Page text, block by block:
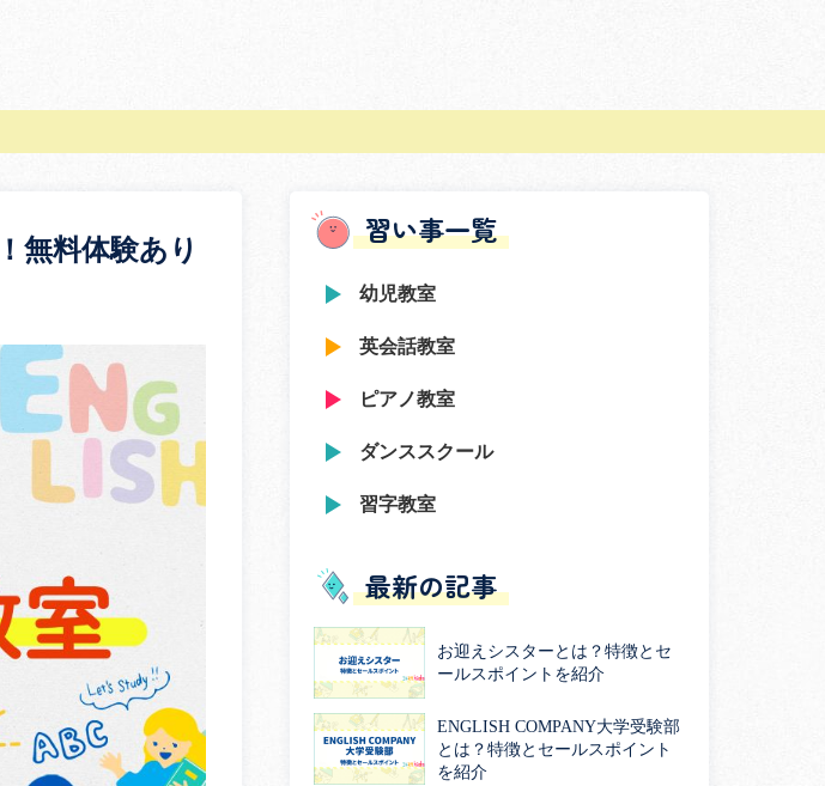
無料体験あり
習い事一覧
幼児教室
英会話教室
ピアノ教室
ダンススクール
習字教室
最新の記事
お迎えシスターとは？特徴とセ
ールスポイントを紹介
ENGLISH COMPANY大学受験部
とは？特徴とセールスポイント
を紹介